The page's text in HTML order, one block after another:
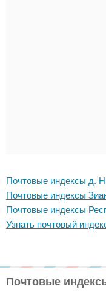
Почтовые индексы д.
Почтовые индексы
Почтовые индексы
Узнать почтовый
Почтовые